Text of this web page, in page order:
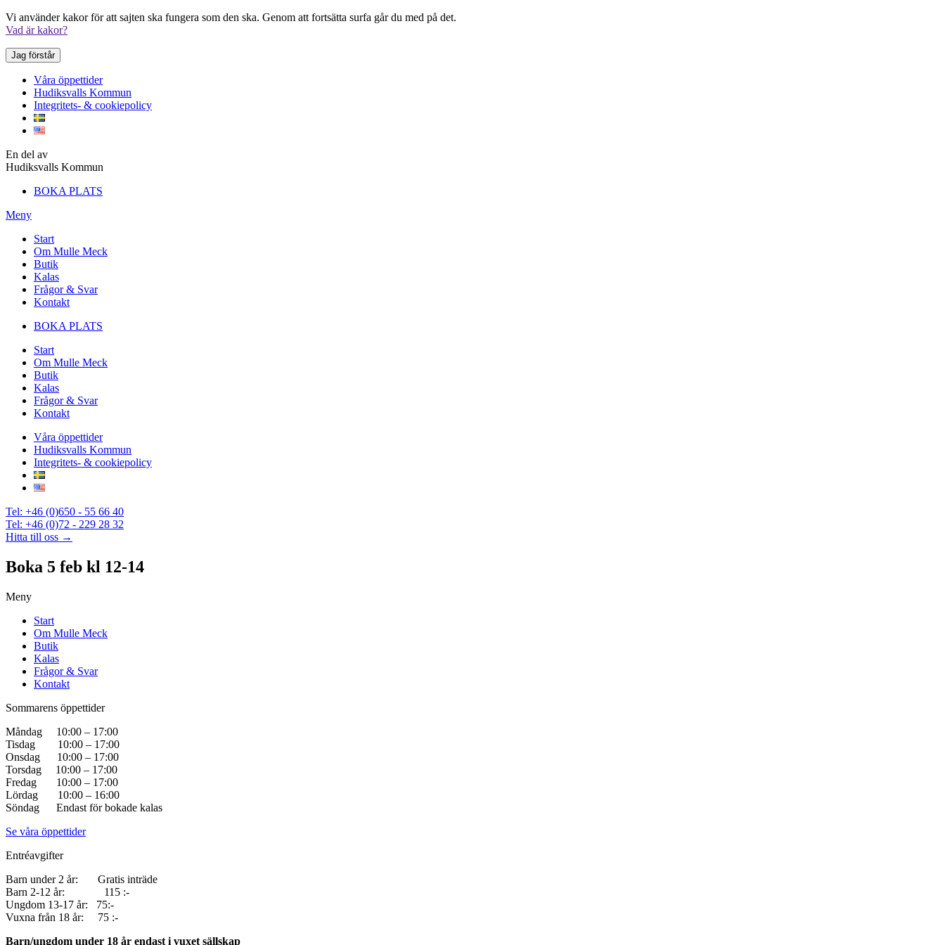
Vi använder kakor för att sajten ska fungera som den ska. Genom att fortsätta surfa går du med på det.
Vad är kakor?
Jag förstår
Våra öppettider
Hudiksvalls Kommun
Integritets- & cookiepolicy
En del av
Hudiksvalls Kommun
BOKA PLATS
Meny
Start
Om Mulle Meck
Butik
Kalas
Frågor & Svar
Kontakt
BOKA PLATS
Start
Om Mulle Meck
Butik
Kalas
Frågor & Svar
Kontakt
Våra öppettider
Hudiksvalls Kommun
Integritets- & cookiepolicy
Tel: +46 (0)650 - 55 66 40
Tel: +46 (0)72 - 229 28 32
Hitta till oss →
Boka 5 feb kl 12-14
Meny
Start
Om Mulle Meck
Butik
Kalas
Frågor & Svar
Kontakt
Sommarens öppettider
Måndag 10:00 – 17:00
Tisdag 10:00 – 17:00
Onsdag 10:00 – 17:00
Torsdag 10:00 – 17:00
Fredag 10:00 – 17:00
Lördag 10:00 – 16:00
Söndag Endast för bokade kalas
Se våra öppettider
Entréavgifter
Barn under 2 år: Gratis inträde
Barn 2-12 år: 115 :-
Ungdom 13-17 år: 75:-
Vuxna från 18 år: 75 :-
Barn/ungdom under 18 år endast i vuxet sällskap